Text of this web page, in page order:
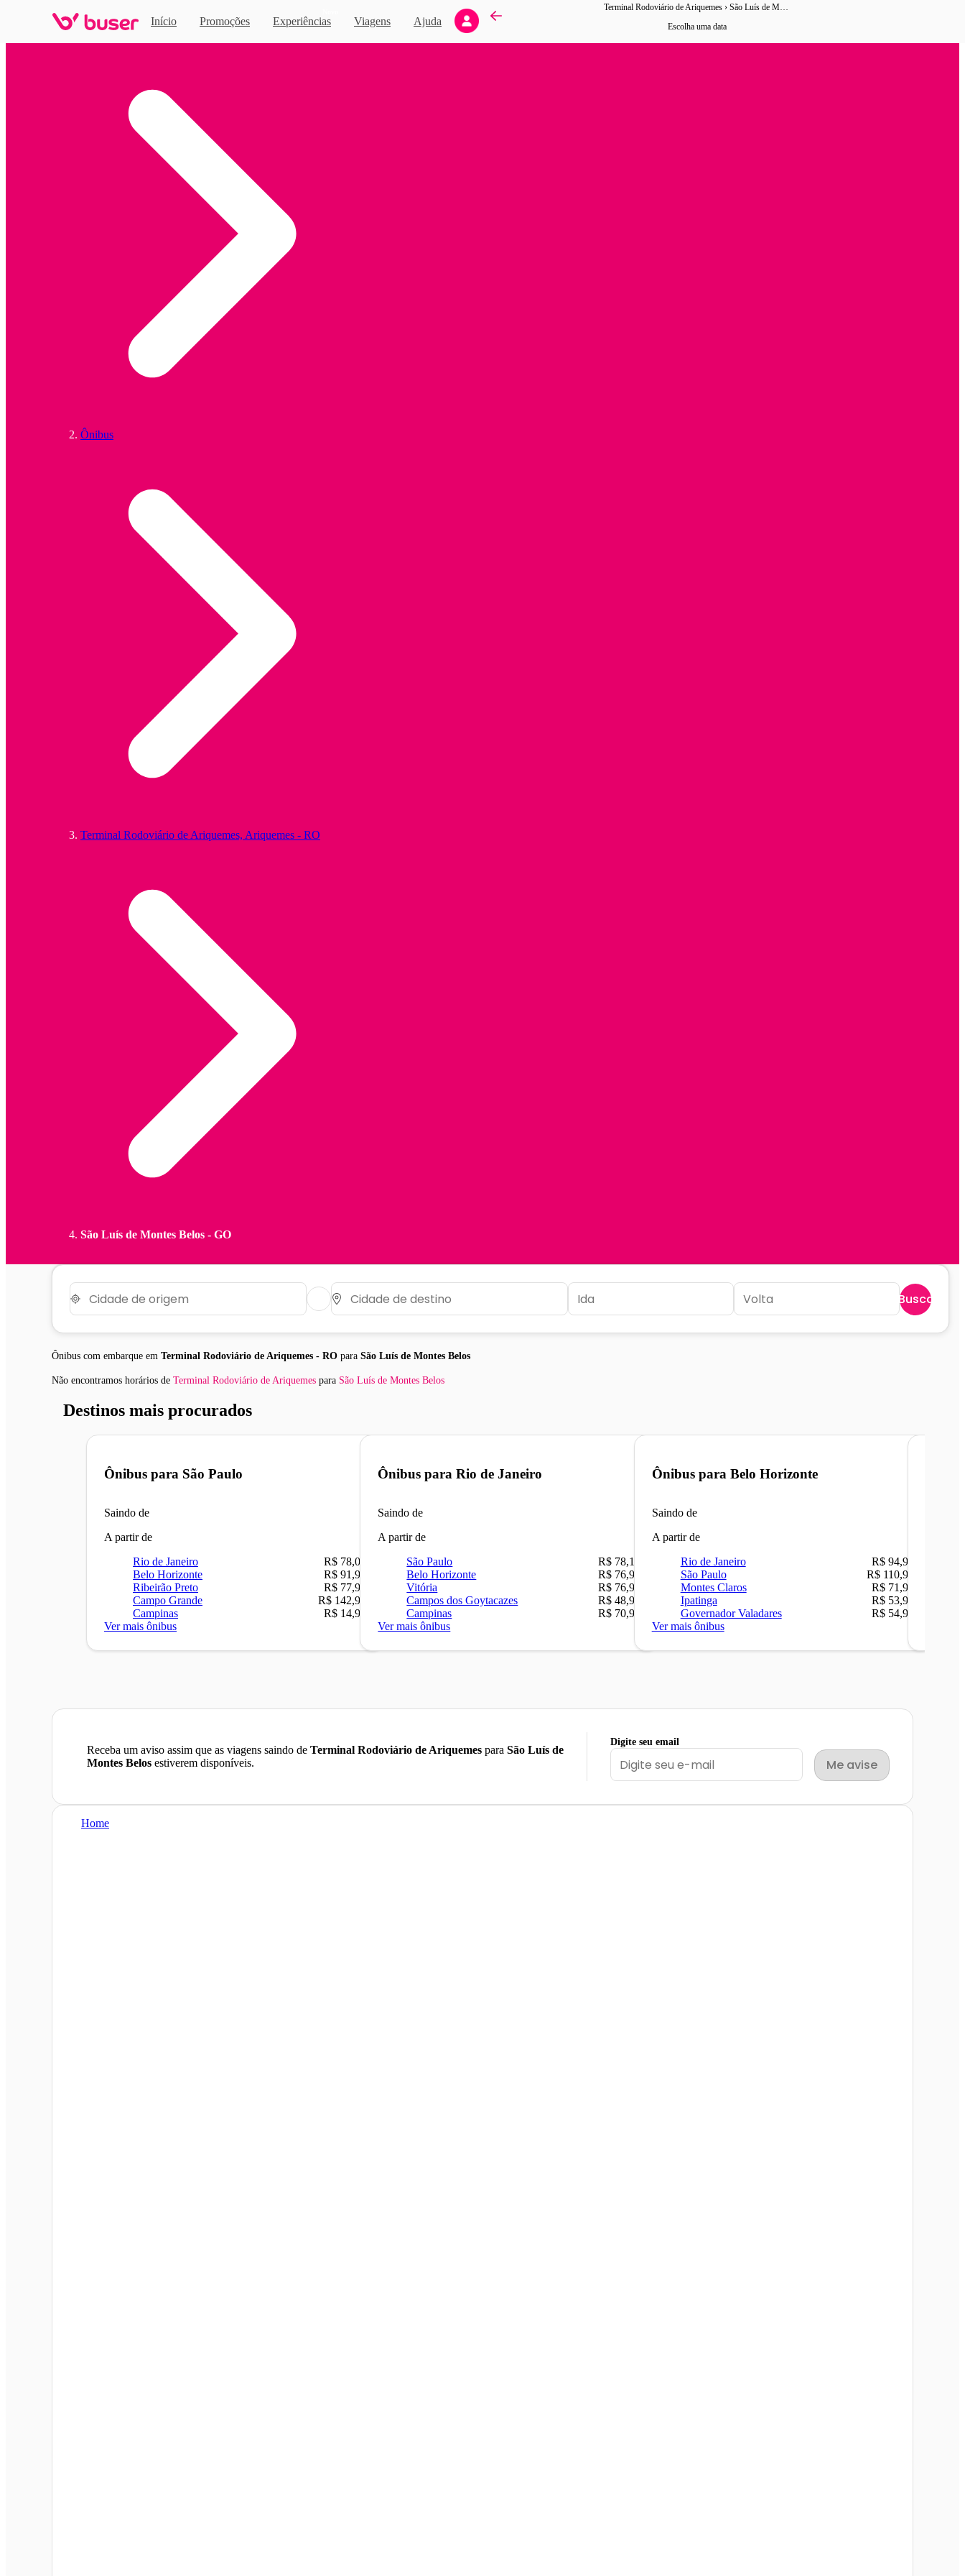
Início Promoções Experiências Viagens Ajuda
Terminal Rodoviário de Ariquemes › São Luís de Montes Belos
Escolha uma data
Ônibus
Terminal Rodoviário de Ariquemes, Ariquemes - RO
São Luís de Montes Belos - GO
Buscar
Ônibus com embarque em Terminal Rodoviário de Ariquemes - RO para São Luís de Montes Belos
Não encontramos horários de Terminal Rodoviário de Ariquemes para São Luís de Montes Belos
Destinos mais procurados
Ônibus para São Paulo
Saindo de
A partir de
Rio de Janeiro
R$ 78,02
Belo Horizonte
R$ 91,90
Ribeirão Preto
R$ 77,90
Campo Grande
R$ 142,90
Campinas
R$ 14,90
Ver mais ônibus
Ônibus paraRio de Janeiro
Saindo de
A partir de
São Paulo
R$ 78,16
Belo Horizonte
R$ 76,90
Vitória
R$ 76,90
Campos dos Goytacazes
R$ 48,90
Campinas
R$ 70,90
Ver mais ônibus
Ônibus para Belo Horizonte
Saindo de
A partir de
Rio de Janeiro
R$ 94,90
São Paulo
R$ 110,90
Montes Claros
R$ 71,90
Ipatinga
R$ 53,90
Governador Valadares
R$ 54,90
Ver mais ônibus
Receba um aviso assim que as viagens saindo de Terminal Rodoviário de Ariquemes para São Luís de
Montes Belos estiverem disponíveis.
Digite seu email
Me avise
Home